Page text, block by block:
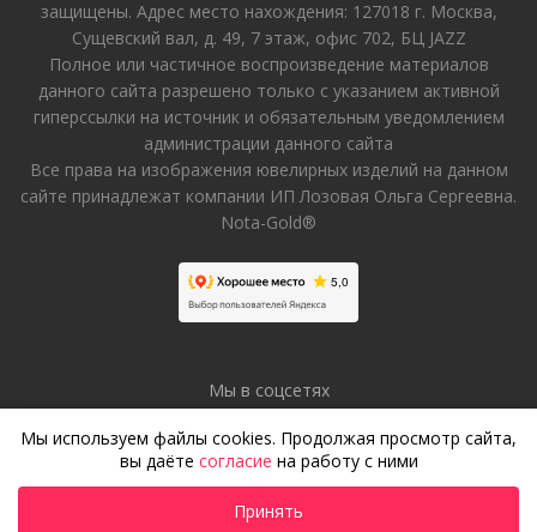
защищены. Адрес место нахождения: 127018 г. Москва,
Сущевский вал, д. 49, 7 этаж, офис 702, БЦ JAZZ
Полное или частичное воспроизведение материалов
данного сайта разрешено только с указанием активной
гиперссылки на источник и обязательным уведомлением
администрации данного сайта
Все права на изображения ювелирных изделий на данном
сайте принадлежат компании ИП Лозовая Ольга Сергеевна.
Nota-Gold®
Мы в соцсетях
Мы используем файлы cookies. Продолжая просмотр сайта,
вы даёте согласие на работу с ними
Принять